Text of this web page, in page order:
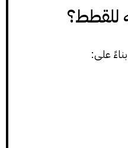
للقطط؟
على: